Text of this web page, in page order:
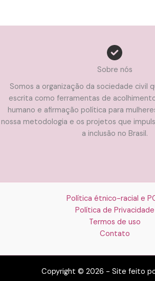
Sobre nós
Somos a organização da sociedade civil
escrita como ferramentas de
humano e afirmação política para
nossa metodologia e os projetos que
a inclusão no Brasil.
Política étnico-racial e
Política de Privacidade
Termos de uso
Contato
Copyright © 2026 - Site feito